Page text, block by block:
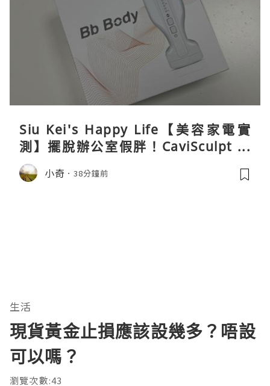
Siu Kei's Happy Life【美容家電實
測】擺脫辦公室假胖！CaviSculpt 新
一代72W高能超聲波體雕儀親身試用＆
真實評價
小奇 38分鐘前
生活
現貨黃金止損應該設幾多？唔設
可以嗎？
瀏覽次數:43